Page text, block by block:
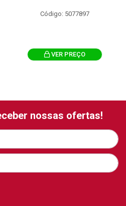
Código: 5077897
VER PREÇO
nossas ofertas!